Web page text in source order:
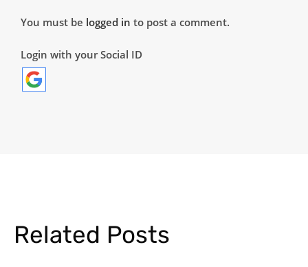
You must be logged in to post a comment.
Login with your Social ID
Related Posts